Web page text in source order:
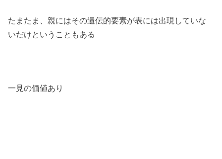
たまたま、親にはその遺伝的要素が表には出現していな
いだけということもある
一見の価値あり